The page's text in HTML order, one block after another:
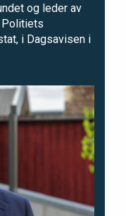
og leder av
Politiets
i Dagsavisen i